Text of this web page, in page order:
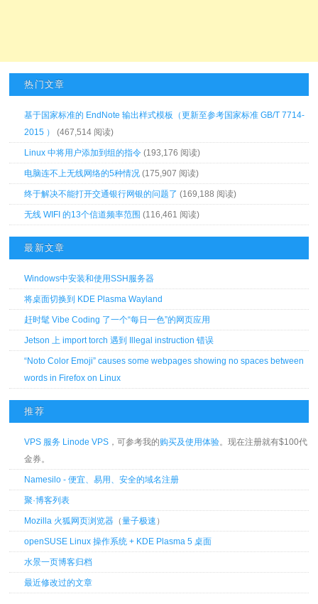
热门文章
基于国家标准的 EndNote 输出样式模板（更新至参考国家标准 GB/T 7714-
2015 ）
(467,514 阅读)
Linux 中将用户添加到组的指令 (193,176 阅读)
电脑连不上无线网络的5种情况 (175,907 阅读)
终于解决不能打开交通银行网银的问题了 (169,188 阅读)
无线 WIFI 的13个信道频率范围 (116,461 阅读)
最新文章
Windows中安装和使用SSH服务器
将桌面切换到 KDE Plasma Wayland
赶时髦 Vibe Coding 了一个“每日一色”的网页应用
Jetson 上 import torch 遇到 Illegal instruction 错误
“Noto Color Emoji” causes some webpages showing no spaces between
words in Firefox on Linux
推荐
VPS 服务 Linode VPS ，可参考我的购买及使用体验。现在注册就有$100代
金券。
Namesilo - 便宜、易用、安全的域名注册
聚·博客列表
Mozilla 火狐网页浏览器 （量子极速 ）
openSUSE Linux 操作系统 + KDE Plasma 5 桌面
水景一页博客归档
最近修改过的文章